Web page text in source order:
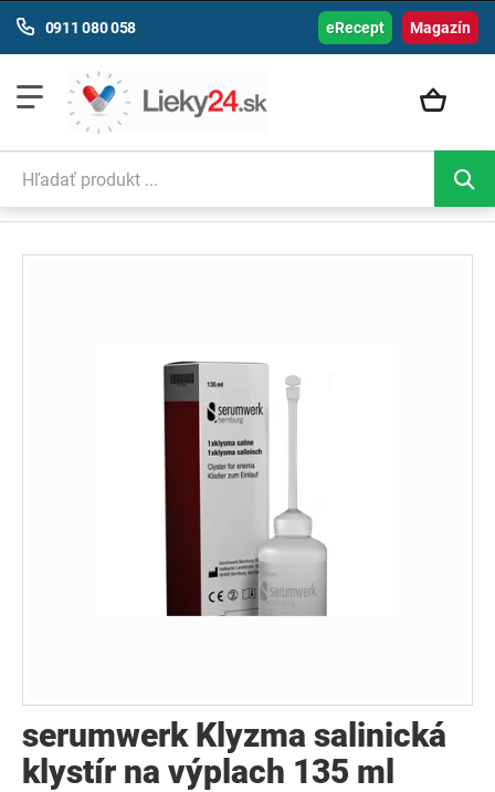
Magazín
0911 080 058 eRecept
serumwerk Klyzma salinická
klystír na výplach 135 ml